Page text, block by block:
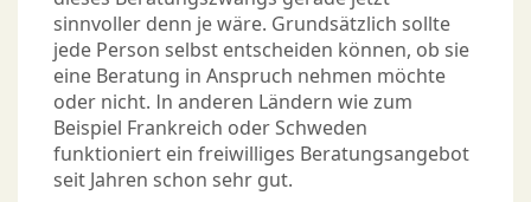
sinnvoller denn je wäre. Grundsätzlich sollte
jede Person selbst entscheiden können, ob sie
eine Beratung in Anspruch nehmen möchte
oder nicht. In anderen Ländern wie zum
Beispiel Frankreich oder Schweden
funktioniert ein freiwilliges Beratungsangebot
seit Jahren schon sehr gut.